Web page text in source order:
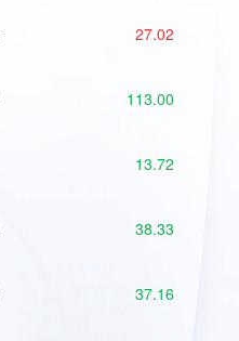
27.02
113.00
13.72
38.33
37.16